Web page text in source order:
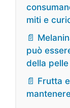
miti e
📄
può
della pelle
📄 Frutta